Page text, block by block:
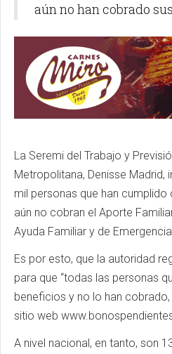
aún no han cobrado
La Seremi del Trabajo y
Metropolitana, Denisse
mil personas que han
aún no cobran el Aporte
Ayuda Familiar y de
Es por esto, que la autoridad
para que “todas las personas
beneficios y no lo han
sitio web
A nivel nacional, en tanto, son